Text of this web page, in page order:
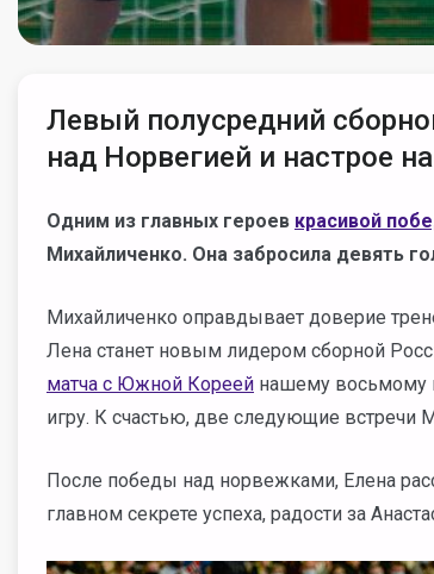
Левый полусредний
над Норвегией и настрое
Одним из главных героев красивой
Михайличенко. Она забросила девять
Михайличенко оправдывает доверие
Лена станет новым лидером сборной
матча с Южной Кореей нашему восьмому
игру. К счастью, две следующие встречи
После победы над норвежками, Елена
главном секрете успеха, радости за